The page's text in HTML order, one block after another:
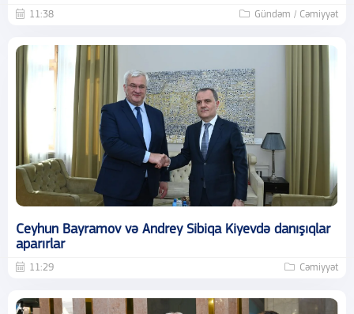
11:38 Gündəm / Cəmiyyət
Ceyhun Bayramov və Andrey Sibiqa Kiyevdə danışıqlar
aparırlar
11:29 Cəmiyyət